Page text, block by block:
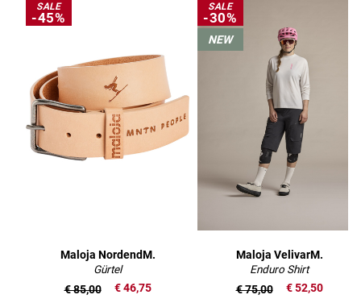
SALE
-45%
Maloja NordendM.
Gürtel
€ 46,75
€ 85,00
SALE
-30%
NEW
Maloja VelivarM.
Enduro Shirt
€ 52,50
€ 75,00